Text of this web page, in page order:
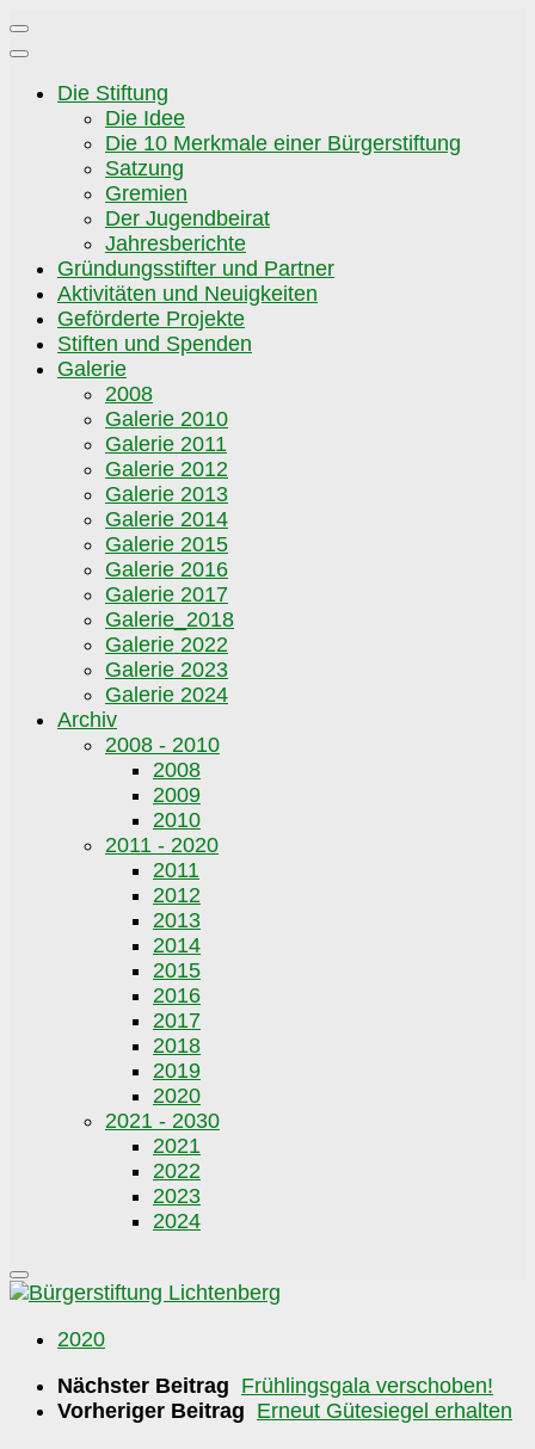
Zum
Inhalt
Die Stiftung
Die Idee
Die 10 Merkmale einer Bürgerstiftung
Satzung
Gremien
Der Jugendbeirat
Jahresberichte
Gründungsstifter und Partner
Aktivitäten und Neuigkeiten
Geförderte Projekte
Stiften und Spenden
Galerie
2008
Galerie 2010
Galerie 2011
Galerie 2012
Galerie 2013
Galerie 2014
Galerie 2015
Galerie 2016
Galerie 2017
Galerie_2018
Galerie 2022
Galerie 2023
Galerie 2024
Archiv
2008 - 2010
2008
2009
2010
2011 - 2020
2011
2012
2013
2014
2015
2016
2017
2018
2019
2020
2021 - 2030
2021
2022
2023
2024
2020
Nächster Beitrag Frühlingsgala verschoben!
Vorheriger Beitrag Erneut Gütesiegel erhalten